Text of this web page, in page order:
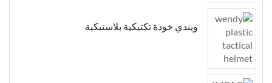
ويندي خوذة تكتيكية بلاستيكية